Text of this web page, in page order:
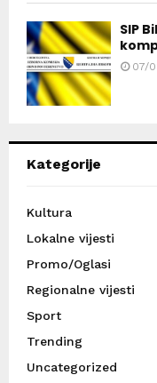
SIP
07/
Kategorije
Kultura
Lokalne vijesti
Promo/Oglasi
Regionalne vijesti
Sport
Trending
Uncategorized